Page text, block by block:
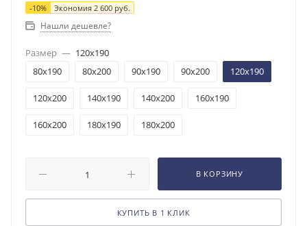
-10% Экономия 2 600 руб.
Нашли дешевле?
Размер — 120x190
80x190
80x200 90x190 90x200 120x190
120x200 140x190 140x200 160x190
160x200 180x190 180x200
В КОРЗИНУ
КУПИТЬ В 1 КЛИК